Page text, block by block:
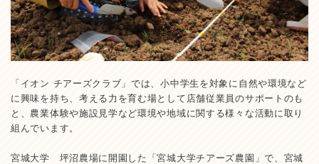
「イオン チアーズクラブ」では、小中学生を対象に自然や環境など
に興味を持ち、考える力を育む場として店舗従業員のサポートのも
と、農業体験や施設見学など環境や地域に関する様々な活動に取り
組んでいます。
宮城大学 坪沼農場に開園した「宮城大学チアーズ農園」で、宮城